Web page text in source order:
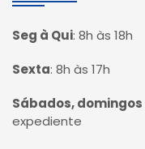
Seg à Qui: 8h às 18h
Sexta: 8h às 17h
Sábados,
expediente